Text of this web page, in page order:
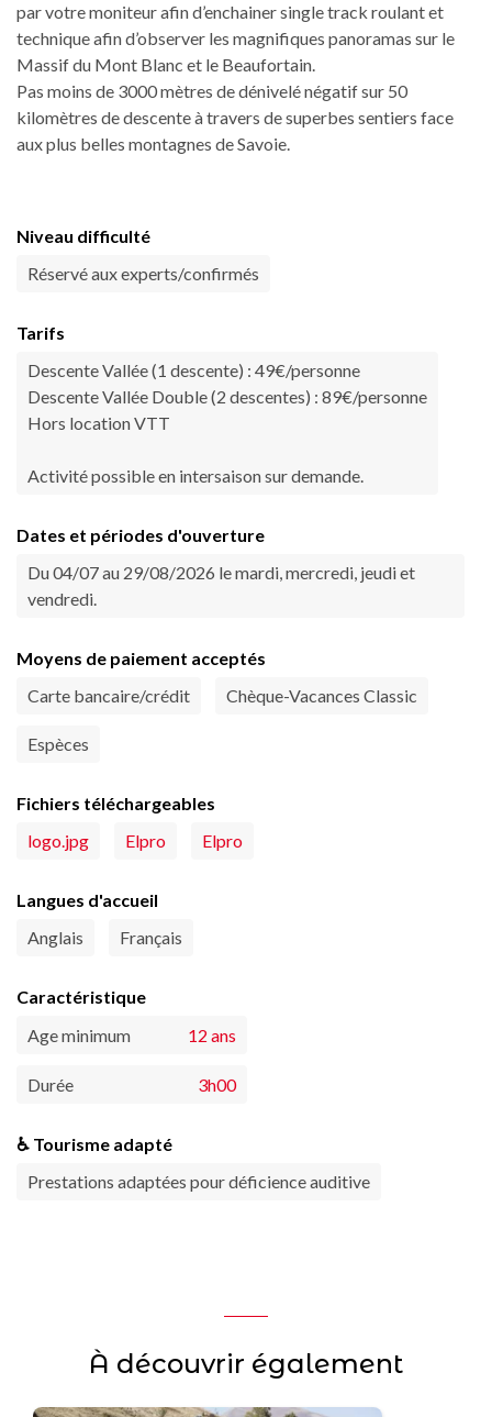
par votre moniteur afin d’enchainer single track roulant et
technique afin d’observer les magnifiques panoramas sur le
Massif du Mont Blanc et le Beaufortain.
Pas moins de 3000 mètres de dénivelé négatif sur 50
kilomètres de descente à travers de superbes sentiers face
aux plus belles montagnes de Savoie.
Niveau difficulté
Réservé aux experts/confirmés
Tarifs
Descente Vallée (1 descente) : 49€/personne
Descente Vallée Double (2 descentes) : 89€/personne
Hors location VTT
Activité possible en intersaison sur demande.
Dates et périodes d'ouverture
Du 04/07 au 29/08/2026 le mardi, mercredi, jeudi et
vendredi.
Moyens de paiement acceptés
Carte bancaire/crédit
Chèque-Vacances Classic
Espèces
Fichiers téléchargeables
logo.jpg
Elpro Elpro
Langues d'accueil
Anglais
Français
Caractéristique
Age minimum
12 ans
Durée 3h00
♿ Tourisme adapté
Prestations adaptées pour déficience auditive
À découvrir également